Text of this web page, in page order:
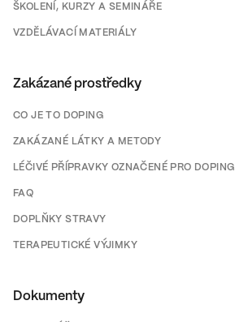
ŠKOLENÍ, KURZY A SEMINÁŘE
VZDĚLÁVACÍ MATERIÁLY
Zakázané prostředky
CO JE TO DOPING
ZAKÁZANÉ LÁTKY A METODY
LÉČIVÉ PŘÍPRAVKY OZNAČENÉ PRO DOPING
FAQ
DOPLŇKY STRAVY
TERAPEUTICKÉ VÝJIMKY
Dokumenty